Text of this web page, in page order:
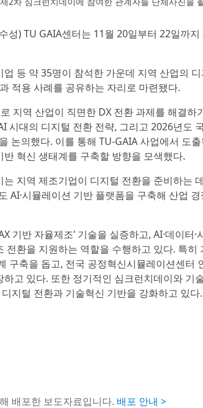
성) TU GAIA센터는 11월 20일부터 22일까
업 등 약 35명이 참석한 가운데 지역 산업의
적용 사례를 공유하는 자리로 마련됐다.
지역 산업이 직면한 DX 전환 과제를 해결
시대의 디지털 전환 전략, 그리고 2026년도
논의했다. 이를 통해 TU-GAIA 사업에서 도
반 혁신 생태계를 구축할 방향을 모색했다.
지역 제조기업이 디지털 전환을 준비하는
AI·시뮬레이션 기반 플랫폼을 구축해 산업
기반 자율제조’ 기술을 실증하고, AI·데이터
환을 지원하는 역할을 수행하고 있다. 특
구축을 돕고, 전국 공정혁신시뮬레이션센터
고 있다. 또한 정기적인 심크런치데이와 기
지털 전환과 기술혁신 기반을 강화하고 있다.
배포한 보도자료입니다. 배포 안내 >